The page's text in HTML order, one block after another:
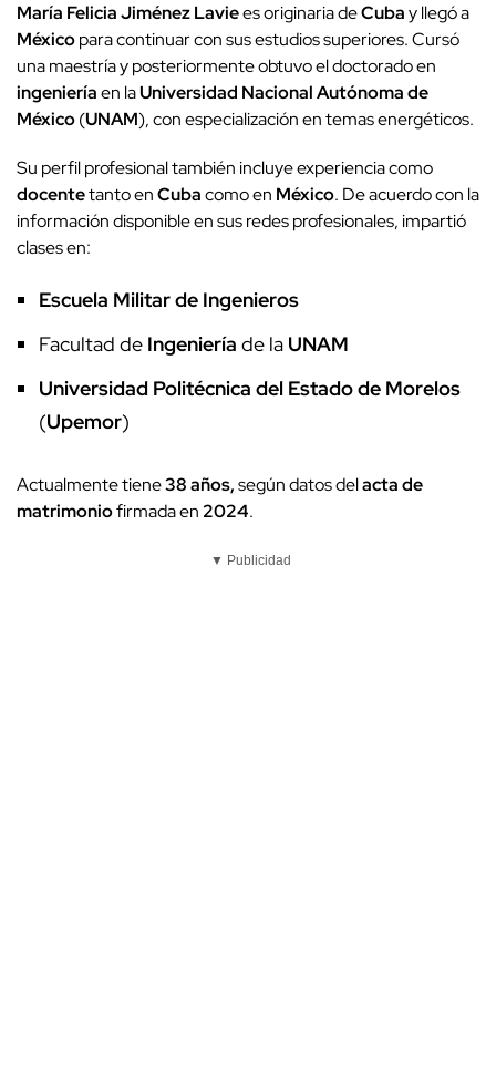
María Felicia Jiménez Laviees originaria deCubay llegó a
Méxicopara continuar con sus estudios superiores. Cursó
una maestría y posteriormente obtuvo el doctorado en
ingenieríaen laUniversidad Nacional Autónoma de
México(UNAM), con especialización en temas energéticos.
Su perfil profesional también incluye experiencia como
docentetanto enCubacomo en México. De acuerdo con la
información disponible en sus redes profesionales, impartió
clases en:
Escuela Militar de Ingenieros
Facultad de Ingeniería de la UNAM
Universidad Politécnica del Estado de Morelos
(Upemor)
Actualmente tiene38 años,según datos delacta de
matrimoniofirmada en 2024.
▼ Publicidad